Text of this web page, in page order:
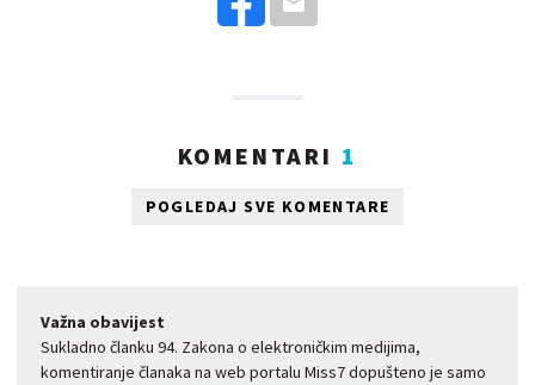
KOMENTARI 1
POGLEDAJ SVE KOMENTARE
Važna obavijest
Sukladno članku 94. Zakona o elektroničkim medijima,
komentiranje članaka na web portalu Miss7 dopušteno je samo